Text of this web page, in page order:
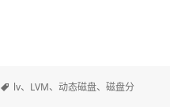
标
lv、 LVM、动态磁盘、磁盘分